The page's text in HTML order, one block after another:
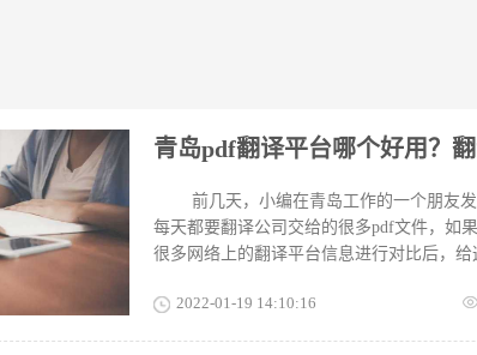
青岛pdf翻译平台哪个好用？翻
前几天，小编在青岛工作的一个朋友
每天都要翻译公司交给的很多pdf文件，如
很多网络上的翻译平台信息进行对比后，
台，针对pdf的翻译，这款平台能够识别文
2022-01-19 14:10:16